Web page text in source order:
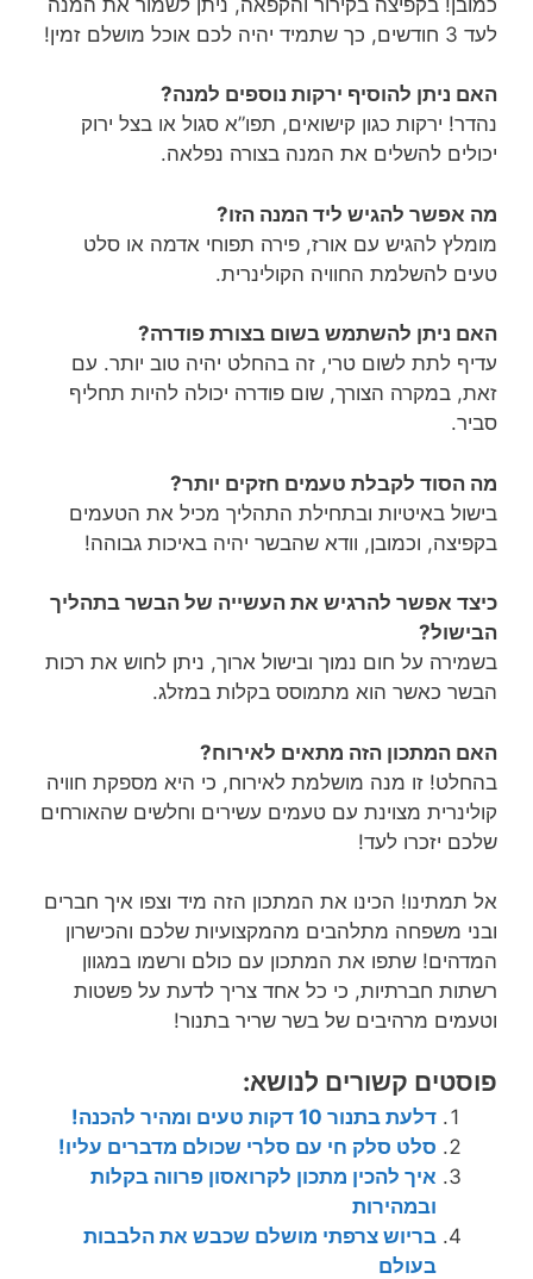
לעד 3 חודשים, כך שתמיד יהיה לכם אוכל מושלם זמין!
האם ניתן להוסיף ירקות נוספים למנה?
נהדר! ירקות כגון קישואים, תפו”א סגול או בצל ירוק
יכולים להשלים את המנה בצורה נפלאה.
מה אפשר להגיש ליד המנה הזו?
מומלץ להגיש עם אורז, פירה תפוחי אדמה או סלט
טעים להשלמת החוויה הקולינרית.
האם ניתן להשתמש בשום בצורת פודרה?
עדיף לתת לשום טרי, זה בהחלט יהיה טוב יותר. עם
זאת, במקרה הצורך, שום פודרה יכולה להיות תחליף
סביר.
מה הסוד לקבלת טעמים חזקים יותר?
בישול באיטיות ובתחילת התהליך מכיל את הטעמים
בקפיצה, וכמובן, וודא שהבשר יהיה באיכות גבוהה!
כיצד אפשר להרגיש את העשייה של הבשר בתהליך
הבישול?
בשמירה על חום נמוך ובישול ארוך, ניתן לחוש את רכות
הבשר כאשר הוא מתמוסס בקלות במזלג.
האם המתכון הזה מתאים לאירוח?
בהחלט! זו מנה מושלמת לאירוח, כי היא מספקת חוויה
קולינרית מצוינת עם טעמים עשירים וחלשים שהאורחים
שלכם יזכרו לעד!
אל תמתינו! הכינו את המתכון הזה מיד וצפו איך חברים
ובני משפחה מתלהבים מהמקצועיות שלכם והכישרון
המדהים! שתפו את המתכון עם כולם ורשמו במגוון
רשתות חברתיות, כי כל אחד צריך לדעת על פשטות
וטעמים מרהיבים של בשר שריר בתנור!
פוסטים קשורים לנושא:
דלעת בתנור 10 דקות טעים ומהיר להכנה!
סלט סלק חי עם סלרי שכולם מדברים עליו!
איך להכין מתכון לקרואסון פרווה בקלות
ובמהירות
בריוש צרפתי מושלם שכבש את הלבבות
בעולם